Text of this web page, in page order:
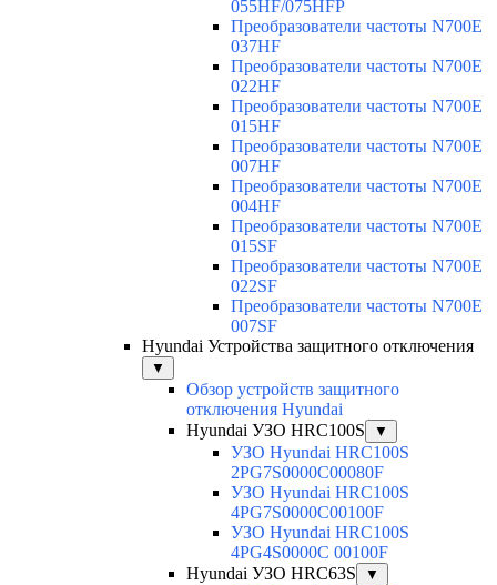
055HF/075HFP
Преобразователи частоты N700E
037HF
Преобразователи частоты N700E
022HF
Преобразователи частоты N700E
015HF
Преобразователи частоты N700E
007HF
Преобразователи частоты N700E
004HF
Преобразователи частоты N700E
015SF
Преобразователи частоты N700E
022SF
Преобразователи частоты N700E
007SF
Hyundai Устройства защитного отключения
▼
Обзор устройств защитного
отключения Hyundai
Hyundai УЗО HRC100S
▼
УЗО Hyundai HRC100S
2PG7S0000C00080F
УЗО Hyundai HRC100S
4PG7S0000C00100F
УЗО Hyundai HRC100S
4PG4S0000C 00100F
Hyundai УЗО HRC63S
▼